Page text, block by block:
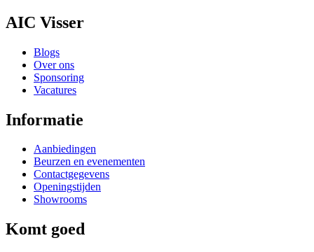
AIC Visser
Blogs
Over ons
Sponsoring
Vacatures
Informatie
Aanbiedingen
Beurzen en evenementen
Contactgegevens
Openingstijden
Showrooms
Komt goed